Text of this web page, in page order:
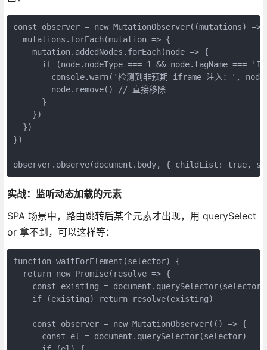
const observer = new MutationObserver((mutations) =>
  mutations.forEach(mutation => {
    mutation.addedNodes.forEach(node => {
if (node.nodeType === 1 && node.tagName ===
console.warn('检测到非预期 iframe 注入：',
        node.remove() // 直接移除
      }
    })
  })
})
observer.observe(document.body, { childList: true,
实战：监听动态加载的元素
SPA 场景中，路由跳转后某个元素才出现，用 querySelect
or 拿不到，可以这样等：
function waitForElement(selector) {
  return new Promise(resolve => {
    const existing = document.querySelector(selector)
    if (existing) return resolve(existing)
    const observer = new MutationObserver(() => {
      const el = document.querySelector(selector)